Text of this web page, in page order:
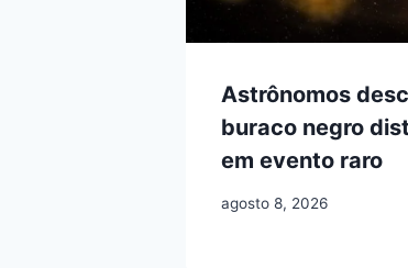
Astrônomos
buraco negro
em evento raro
agosto 8, 2026